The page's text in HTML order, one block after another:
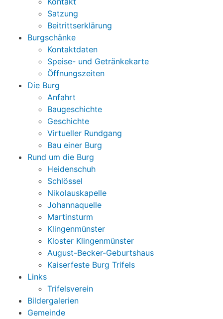
Satzung
Beitrittserklärung
Burgschänke
Kontaktdaten
Speise- und Getränkekarte
Öffnungszeiten
Die Burg
Anfahrt
Baugeschichte
Geschichte
Virtueller Rundgang
Bau einer Burg
Rund um die Burg
Heidenschuh
Schlössel
Nikolauskapelle
Johannaquelle
Martinsturm
Klingenmünster
Kloster Klingenmünster
August-Becker-Geburtshaus
Kaiserfeste Burg Trifels
Links
Trifelsverein
Bildergalerien
Gemeinde